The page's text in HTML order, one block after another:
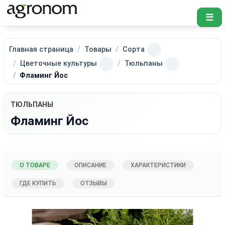
☰
Главная страница Товары
Сорта
Цветочные культуры
Тюльпаны
Фламинг Йос
ТЮЛЬПАНЫ
Фламинг Йос
О ТОВАРЕ ОПИСАНИЕ ХАРАКТЕРИСТИКИ
ГДЕ КУПИТЬ ОТЗЫВЫ